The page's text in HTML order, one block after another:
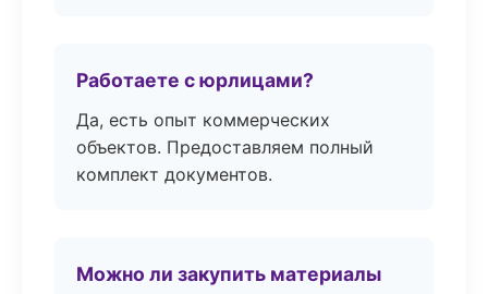
Работаете с юрлицами?
Да, есть опыт коммерческих
объектов. Предоставляем полный
комплект документов.
Можно ли закупить материалы